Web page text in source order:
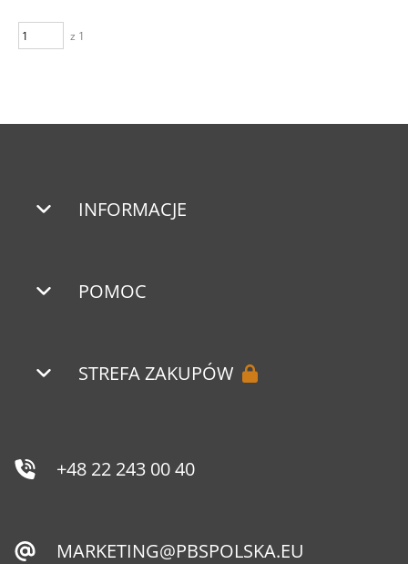
z 1
INFORMACJE
POMOC
STREFA ZAKUPÓW
+48 22 243 00 40
MARKETING@PBSPOLSKA.EU